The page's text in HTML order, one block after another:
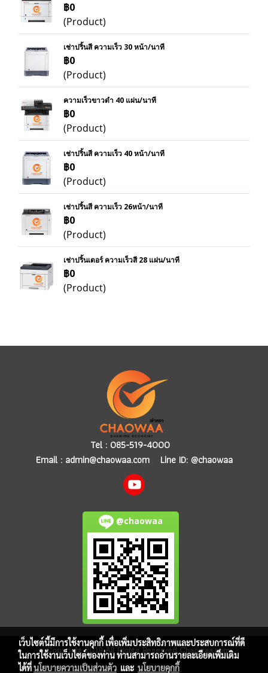
฿0
(Product)
เช่าปริ้นสี ความเร็ว 30 หน้า/นาที
฿0
(Product)
ความเร็วขาวดำ 40 แผ่น/นาที
฿0
(Product)
เช่าปริ้นสี ความเร็ว 40 หน้า/นาที
฿0
(Product)
เช่าปริ้นสี ความเร็ว 26หน้า/นาที
฿0
(Product)
เช่าปริ้นเตอร์ ความเร็วสี 28 แผ่น/นาที
฿0
(Product)
Tel : 085-519-4000
Email : admin@chaowaa.comLine ID: @chaowaa
@chaowaa
© Copyright 2019 All Rights Reserved Chaowaa.com
เว็บไซต์นี้มีการใช้งานคุกกี้ เพื่อเพิ่มประสิทธิภาพและประสบการณ์ที่ดี
ในการใช้งานเว็บไซต์ของท่าน ท่านสามารถอ่านรายละเอียดเพิ่มเติม
ได้ที่นโยบายความเป็นส่วนตัว และ นโยบายคุกกี้